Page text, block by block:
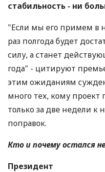
стабильность - ни
"Если мы его примем в
раз полгода будет
силу, а станет
года" - цитируют
этим ожиданиям
много тех, кому проект
только за две недели к
поправок.
Кто и почему остался
Президент